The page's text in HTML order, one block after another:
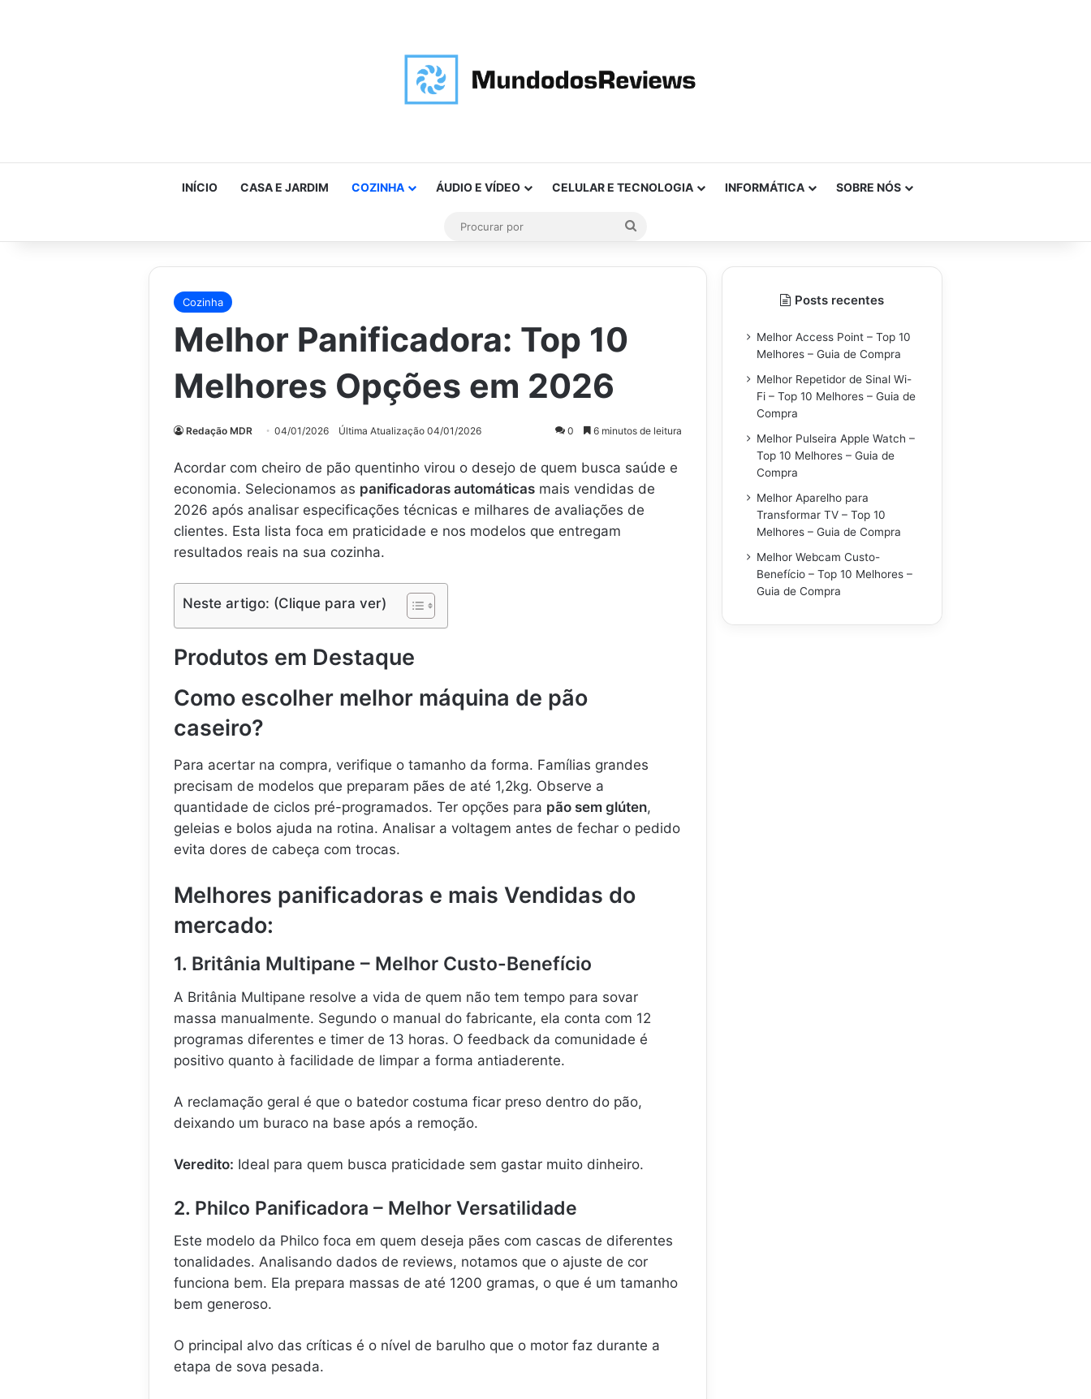
INÍCIO CASA E JARDIM COZINHA ÁUDIO E VÍDEO CELULAR E TECNOLOGIA INFORMÁTICA SOBRE NÓS
Cozinha
Melhor Panificadora: Top 10
Melhores Opções em 2026
Redação MDR 04/01/2026 Última Atualização 04/01/2026 0 6 minutos de leitura
Acordar com cheiro de pão quentinho virou o desejo de quem busca saúde e
economia. Selecionamos as panificadoras automáticas mais vendidas de
2026 após analisar especificações técnicas e milhares de avaliações de
clientes. Esta lista foca em praticidade e nos modelos que entregam
resultados reais na sua cozinha.
Neste artigo: (Clique para ver)
Produtos em Destaque
Como escolher melhor máquina de pão
caseiro?
Para acertar na compra, verifique o tamanho da forma. Famílias grandes
precisam de modelos que preparam pães de até 1,2kg. Observe a
quantidade de ciclos pré-programados. Ter opções para pão sem glúten,
geleias e bolos ajuda na rotina. Analisar a voltagem antes de fechar o pedido
evita dores de cabeça com trocas.
Melhores panificadoras e mais Vendidas do
mercado:
1. Britânia Multipane – Melhor Custo-Benefício
A Britânia Multipane resolve a vida de quem não tem tempo para sovar
massa manualmente. Segundo o manual do fabricante, ela conta com 12
programas diferentes e timer de 13 horas. O feedback da comunidade é
positivo quanto à facilidade de limpar a forma antiaderente.
A reclamação geral é que o batedor costuma ficar preso dentro do pão,
deixando um buraco na base após a remoção.
Veredito: Ideal para quem busca praticidade sem gastar muito dinheiro.
2. Philco Panificadora – Melhor Versatilidade
Este modelo da Philco foca em quem deseja pães com cascas de diferentes
tonalidades. Analisando dados de reviews, notamos que o ajuste de cor
funciona bem. Ela prepara massas de até 1200 gramas, o que é um tamanho
bem generoso.
O principal alvo das críticas é o nível de barulho que o motor faz durante a
etapa de sova pesada.
Posts recentes
Melhor Access Point – Top 10
Melhores – Guia de Compra
Melhor Repetidor de Sinal Wi-
Fi – Top 10 Melhores – Guia de
Compra
Melhor Pulseira Apple Watch –
Top 10 Melhores – Guia de
Compra
Melhor Aparelho para
Transformar TV – Top 10
Melhores – Guia de Compra
Melhor Webcam Custo-
Benefício – Top 10 Melhores –
Guia de Compra